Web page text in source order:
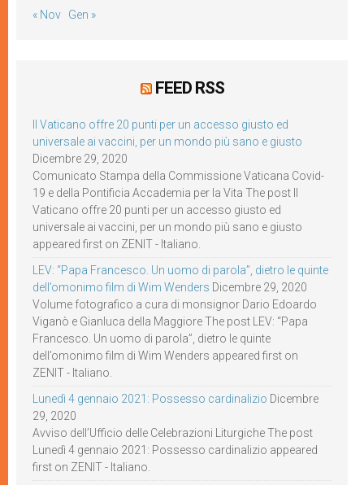
« Nov Gen »
FEED RSS
Il Vaticano offre 20 punti per un accesso giusto ed
universale ai vaccini, per un mondo più sano e giusto
Dicembre 29, 2020
Comunicato Stampa della Commissione Vaticana Covid-
19 e della Pontificia Accademia per la Vita The post Il
Vaticano offre 20 punti per un accesso giusto ed
universale ai vaccini, per un mondo più sano e giusto
appeared first on ZENIT - Italiano.
LEV: “Papa Francesco. Un uomo di parola”, dietro le quinte
dell’omonimo film di Wim Wenders Dicembre 29, 2020
Volume fotografico a cura di monsignor Dario Edoardo
Viganò e Gianluca della Maggiore The post LEV: “Papa
Francesco. Un uomo di parola”, dietro le quinte
dell’omonimo film di Wim Wenders appeared first on
ZENIT - Italiano.
Lunedì 4 gennaio 2021: Possesso cardinalizio Dicembre
29, 2020
Avviso dell’Ufficio delle Celebrazioni Liturgiche The post
Lunedì 4 gennaio 2021: Possesso cardinalizio appeared
first on ZENIT - Italiano.